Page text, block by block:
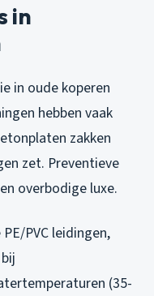
in
in oude koperen
hebben vaak
zakken
zet. Preventieve
overbodige luxe.
PVC leidingen,
(35-